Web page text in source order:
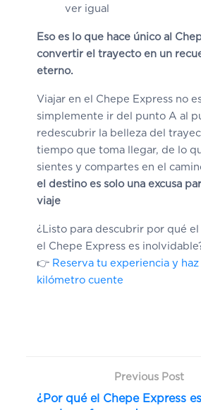
ver igual
Eso es lo que hace único al
convertir el trayecto en un
eterno.
Viajar en el Chepe Express no
simplemente ir del punto A al
redescubrir la belleza del
tiempo que toma llegar, de lo
sientes y compartes en el
el destino es solo una excusa
viaje
¿Listo para descubrir por qué el
el Chepe Express es
👉 Reserva tu experiencia y
kilómetro cuente
Previous Post
¿Por qué el Chepe Express